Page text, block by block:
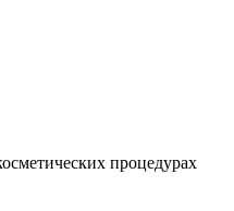
процедурах